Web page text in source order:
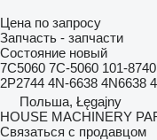
Цена по запросу
Запчасть - запчасти
Состояние новый
7C5060 7C-5060 101-
2P2744 4N-6638 4N6638
Польша, Łęgajny
HOUSE MACHINERY
Связаться с продавцом